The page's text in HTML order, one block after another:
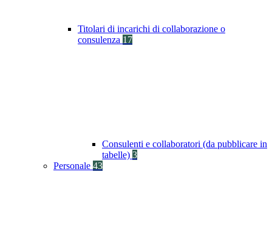
Titolari di incarichi di collaborazione o
consulenza 17
Consulenti e collaboratori (da pubblicare in
tabelle) 3
Personale 43